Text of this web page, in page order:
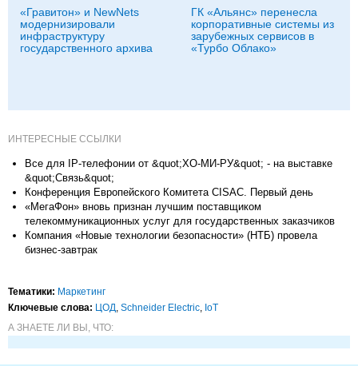
«Гравитон» и NewNets
модернизировали
инфраструктуру
государственного архива
ГК «Альянс» перенесла
корпоративные системы из
зарубежных сервисов в
«Турбо Облако»
ИНТЕРЕСНЫЕ ССЫЛКИ
Все для IP-телефонии от &quot;ХО-МИ-РУ&quot; - на выставке
&quot;Связь&quot;
Конференция Европейского Комитета CISAC. Первый день
«МегаФон» вновь признан лучшим поставщиком
телекоммуникационных услуг для государственных заказчиков
Компания «Новые технологии безопасности» (НТБ) провела
бизнес-завтрак
Тематики: Маркетинг
Ключевые слова: ЦОД, Schneider Electric, IoT
А ЗНАЕТЕ ЛИ ВЫ, ЧТО: